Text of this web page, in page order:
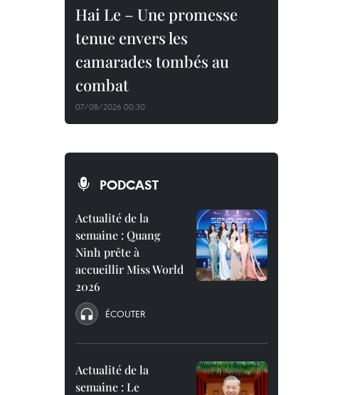
Hai Le – Une promesse
tenue envers les
camarades tombés au
combat
07/08/2026 00:30
PODCAST
Actualité de la
semaine : Quang
Ninh prête à
accueillir Miss World
2026
ÉCOUTER
Actualité de la
semaine : Le